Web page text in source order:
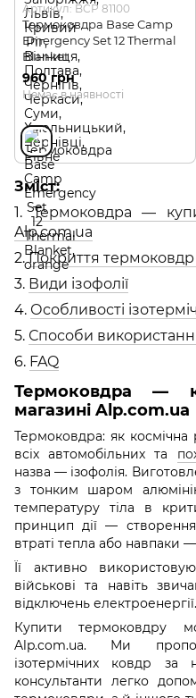
Артикул: BCP 81100
Термоковдра Base Camp
Emergency Set 12 Thermal
Blanket
960 грн
Немає в наявності
Зміст:
1.Термоковдра —
Alp.com.ua
2.Покриття
3. Види ізофолії
4. Особливості
5. Способи
6. FAQ
Термоковдра —
магазині Alp.com.ua
Термоковдра: як
всіх автомобільних та
назва — ізофолія.
з тонким шаром
температуру тіла в
принцип дії —
втраті тепла або навпаки
Її активно
військові та навіть
відключень електроенергії.
Купити термоковдру
Alp.com.ua. Ми
ізотермічних ковдр
консультанти легко